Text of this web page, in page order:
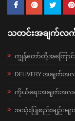
သတင်းအချက်လ
ကျွန်တော်တို့အကြောင်
DELIVERY အချက်
ကိုယ်ရေးအချက်အ
အသုံးပြုစည်းမျဉ်းများ